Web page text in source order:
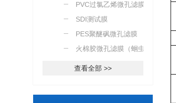
PVC过氯乙烯微孔滤膜
SDI测试膜
PES聚醚砜微孔滤膜
火棉胶微孔滤膜（蛔虫卵
测定）
查看全部 >>